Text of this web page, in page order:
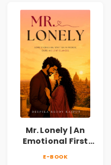
Mr. Lonely | An
Emotional First
E-BOOK